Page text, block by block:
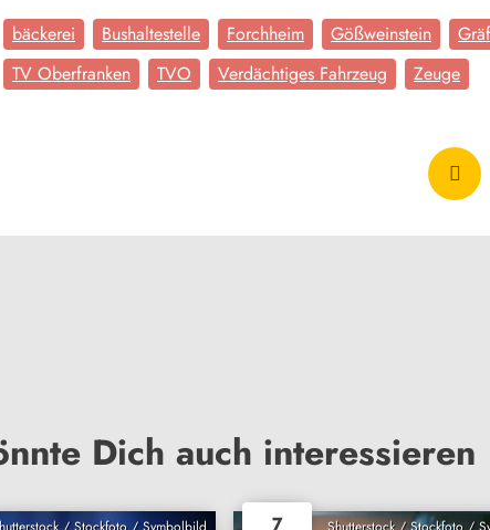
bäckerei Bushaltestelle Forchheim Gößweinstein
TV Oberfranken
TVO Verdächtiges Fahrzeug Zeuge
Dich auch interessieren
7